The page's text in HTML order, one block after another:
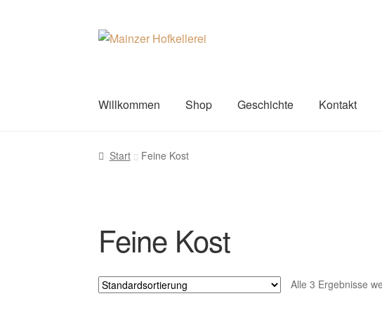
Zur
Zum
Willkommen
Shop Geschichte Kontakt
Start Feine Kost
Feine Kost
Alle 3 Ergebnisse